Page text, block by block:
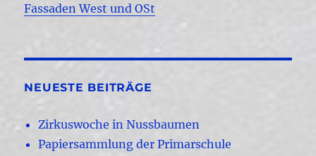
Fassaden West und OSt
NEUESTE BEITRÄGE
Zirkuswoche in Nussbaumen
Papiersammlung der Primarschule